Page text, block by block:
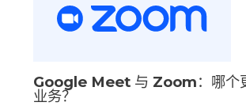
Google Meet 与 Zoom：哪个
业务？